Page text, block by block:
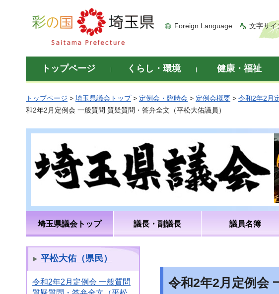
彩の国 埼玉県
Foreign Language 文字サイ
トップページ くらし・環境 健康・福祉
トップページ > 埼玉県議会トップ> 定例会・臨時会 > 定例会概要 > 令和2年2月
和2年2月定例会 一般質問 質疑質問・答弁全文（平松大佑議員）
埼玉県議会トップ 議長・副議長 議員名簿
平松大佑（県民）
令和2年2月定例会 一般質問
令和2年2月定例会